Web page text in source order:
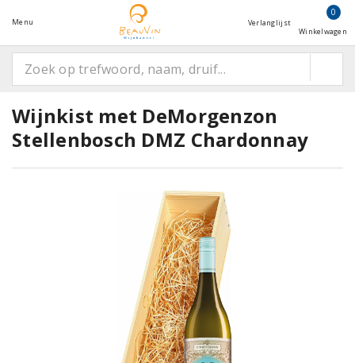
Menu Verlanglijst
0
Winkelwagen
Wijnkist met DeMorgenzon
Stellenbosch DMZ Chardonnay